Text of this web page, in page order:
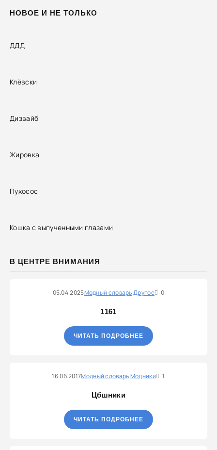
НОВОЕ И НЕ ТОЛЬКО
ДДД
Клёвски
Дизвайб
Жировка
Пухосос
Кошка с выпученными глазами
В ЦЕНТРЕ ВНИМАНИЯ
05.04.2025Модный словарьДругое 0
1161
ЧИТАТЬ ПОДРОБНЕЕ
16.06.2017Модный словарьМодники 1
Цбшники
ЧИТАТЬ ПОДРОБНЕЕ